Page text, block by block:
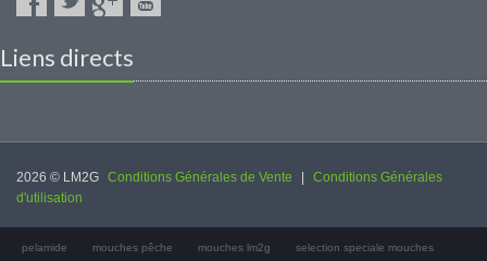
Liens directs
2026 © LM2G Conditions Générales de Vente
Conditions Générales
d'utilisation
pelamide mouches pêche mouches lm2g
selection speciale mouches